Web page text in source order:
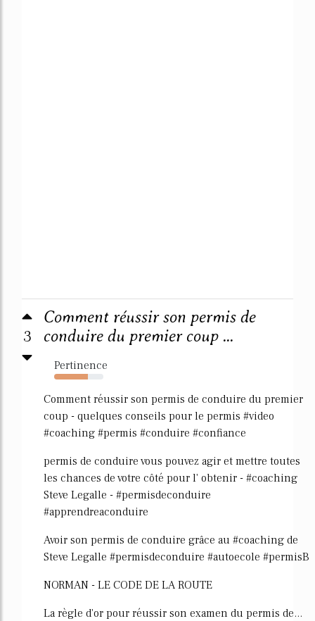
3
Comment réussir son permis de
conduire du premier coup ...
Pertinence
69%
Comment réussir son permis de conduire du premier
coup - quelques conseils pour le permis #video
#coaching #permis #conduire #confiance
permis de conduire vous pouvez agir et mettre toutes
les chances de votre côté pour l' obtenir - #coaching
Steve Legalle - #permisdeconduire
#apprendreaconduire
Avoir son permis de conduire grâce au #coaching de
Steve Legalle #permisdeconduire #autoecole #permisB
NORMAN - LE CODE DE LA ROUTE
La règle d'or pour réussir son examen du permis de...